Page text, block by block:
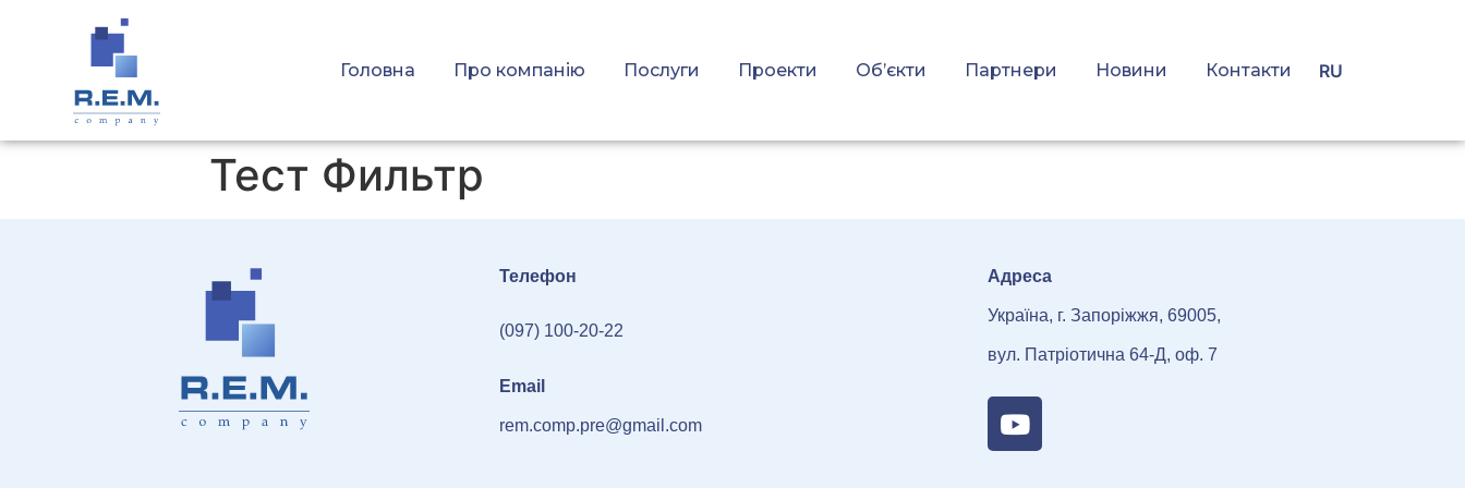
Головна Про компанію Послуги Проекти Об’єкти Партнери Новини Контакти RU
Тест Фильтр
Телефон
(097) 100-20-22
Email
rem.comp.pre@gmail.com
Адреса
Україна, г. Запоріжжя, 69005,
вул. Патріотична 64-Д, оф. 7